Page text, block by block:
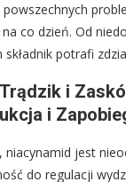
co dzień. Od
potrafi
i
i
niacynamid jest
do regulacji